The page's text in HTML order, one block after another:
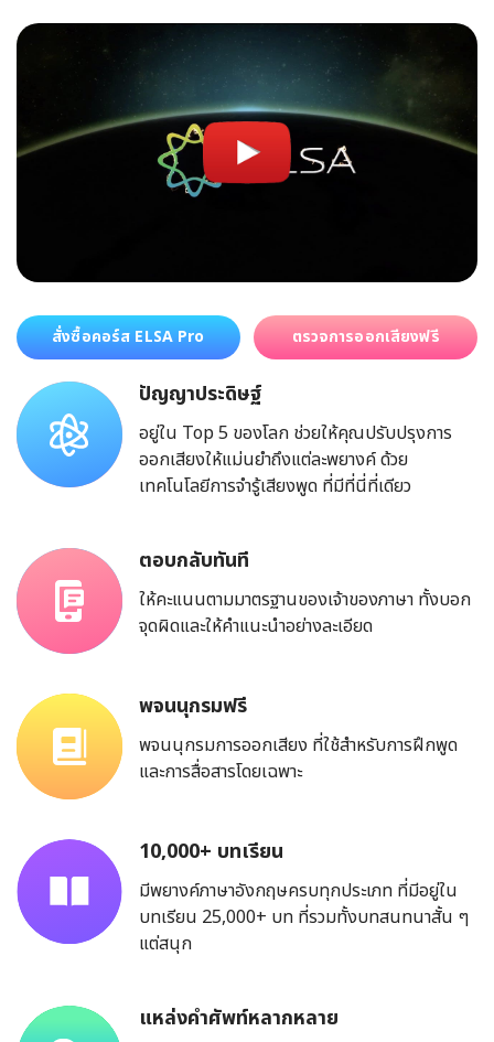
สั่งซื้อคอร์ส ELSA Pro ตรวจการออกเสียงฟรี
ปัญญาประดิษฐ์
อยู่ใน Top 5 ของโลก ช่วยให้คุณปรับปรุงการ
ออกเสียงให้แม่นยำถึงแต่ละพยางค์ ด้วย
เทคโนโลยีการจำรู้เสียงพูด ที่มีที่นี่ที่เดียว
ตอบกลับทันที
ให้คะแนนตามมาตรฐานของเจ้าของภาษา ทั้งบอก
จุดผิดและให้คำแนะนำอย่างละเอียด
พจนนุกรมฟรี
พจนนุกรมการออกเสียง ที่ใช้สำหรับการฝึกพูด
และการสื่อสารโดยเฉพาะ
10,000+ บทเรียน
มีพยางค์ภาษาอังกฤษครบทุกประเภท ที่มีอยู่ใน
บทเรียน 25,000+ บท ที่รวมทั้งบทสนทนาสั้น ๆ
แต่สนุก
แหล่งคำศัพท์หลากหลาย